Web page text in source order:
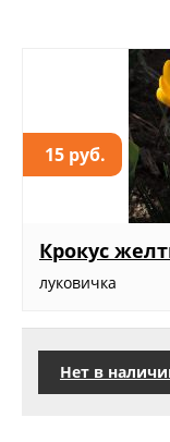
15 руб.
Крокус
луковичка
Нет в